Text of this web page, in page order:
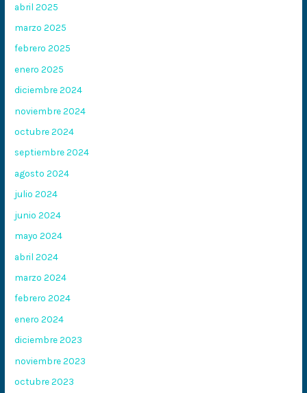
abril 2025
marzo 2025
febrero 2025
enero 2025
diciembre 2024
noviembre 2024
octubre 2024
septiembre 2024
agosto 2024
julio 2024
junio 2024
mayo 2024
abril 2024
marzo 2024
febrero 2024
enero 2024
diciembre 2023
noviembre 2023
octubre 2023